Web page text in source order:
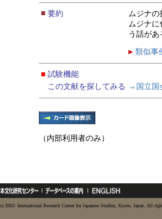
■ 要約
ムジナ
ムジナ
う話があ
類似事
■ 試験機能
この文献を探してみる
→国立国
（内部利用者のみ）
2002- International Research Center for Japanese Studies, Kyoto, Japan. All